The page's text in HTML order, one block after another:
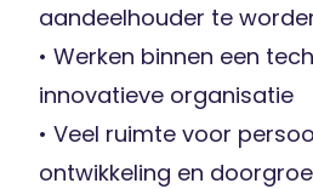
aandeelhouder te
• Werken binnen een
innovatieve organisatie
• Veel ruimte voor
ontwikkeling en